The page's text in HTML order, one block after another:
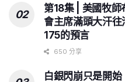
第18集 | 美國牧師
會主席滿頭大汗
175的預言
650 分享
白銀閃崩只是開